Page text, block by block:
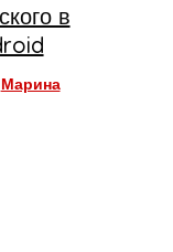
в
Марина